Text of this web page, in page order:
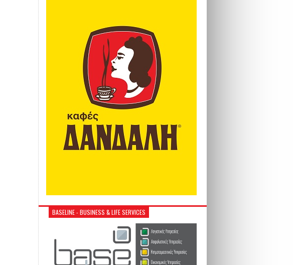
BASELINE - BUSINESS & LIFE SERVICES